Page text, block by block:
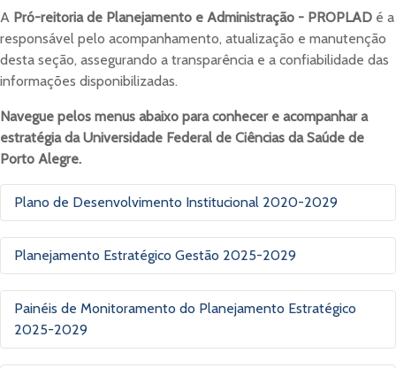
A Pró-reitoria de Planejamento e Administração - PROPLAD é a
responsável pelo acompanhamento, atualização e manutenção
desta seção, assegurando a transparência e a confiabilidade das
informações disponibilizadas.
Navegue pelos menus abaixo para conhecer e acompanhar a
estratégia da Universidade Federal de Ciências da Saúde de
Porto Alegre.
Plano de Desenvolvimento Institucional 2020-2029
extensão — a gestão da UFCSPA atua com um
posicionamento estratégico baseado em objetivos, metas e
indicadores que orientam a instituição no cumprimento de
sua missão e visão, sempre respeitando seus princípios e
valores. Esse direcionamento está registrado noPlano de
Planejamento Estratégico Gestão 2025-2029
de Desenvolvimento Institucional (PDI) 2020–2029, o
Planejamento Estratégico UFCSPA 2025–2029 consolida a
visão de futuro da Universidade para o próximo ciclo de
Painéis de Monitoramento do Planejamento Estratégico
2025-2029